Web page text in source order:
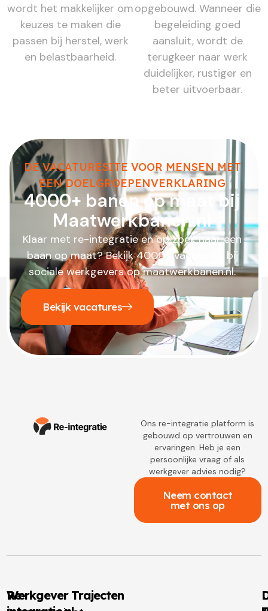
wordt het makkelijker om
keuzes te maken die
passen bij herstel, werk
en belastbaarheid.
opgebouwd. Wanneer die
begeleiding goed
aansluit, wordt de
terugkeer naar werk
duidelijker, rustiger en
beter uitvoerbaar.
DE VACATURESITE VOOR MENSEN MET
EEN DOELGROEPENVERKLARING
4000+ banen op maat bij
Maatwerkbanen.nl
Klaar met re-integratie en op zoek naar een
baan op maat? Bekijk 4000+ vacatures bij
sociale werkgevers op maatwerkbanen.nl.
Bekijk vacatures
Ons re-integratie platform is
gebouwd op vertrouwen en
ervaringen. Heb je een
persoonlijke vraag of als
werkgever advies nodig?
Neem contact
met ons op
Re-
Werkgever Trajecten